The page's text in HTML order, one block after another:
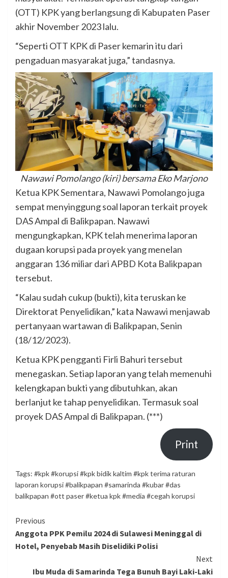
(OTT) KPK yang berlangsung di Kabupaten Paser
akhir November 2023 lalu.
“Seperti OTT KPK di Paser kemarin itu dari
pengaduan masyarakat juga,” tandasnya.
Nawawi Pomolango (kiri) bersama Eko Marjono
Ketua KPK Sementara, Nawawi Pomolango juga
sempat menyinggung soal laporan terkait proyek
DAS Ampal di Balikpapan. Nawawi
mengungkapkan, KPK telah menerima laporan
dugaan korupsi pada proyek yang menelan
anggaran 136 miliar dari APBD Kota Balikpapan
tersebut.
“Kalau sudah cukup (bukti), kita teruskan ke
Direktorat Penyelidikan,” kata Nawawi menjawab
pertanyaan wartawan di Balikpapan, Senin
(18/12/2023).
Ketua KPK pengganti Firli Bahuri tersebut
menegaskan. Setiap laporan yang telah memenuhi
kelengkapan bukti yang dibutuhkan, akan
berlanjut ke tahap penyelidikan. Termasuk soal
proyek DAS Ampal di Balikpapan. (***)
Print
Tags: #kpk #korupsi #kpk bidik kaltim #kpk terima raturan
laporan korupsi #balikpapan #samarinda #kubar #das
balikpapan #ott paser #ketua kpk #media #cegah korupsi
Continue
Reading
Previous
Anggota PPK Pemilu 2024 di Sulawesi Meninggal di
Hotel, Penyebab Masih Diselidiki Polisi
Next
Ibu Muda di Samarinda Tega Bunuh Bayi Laki-Laki